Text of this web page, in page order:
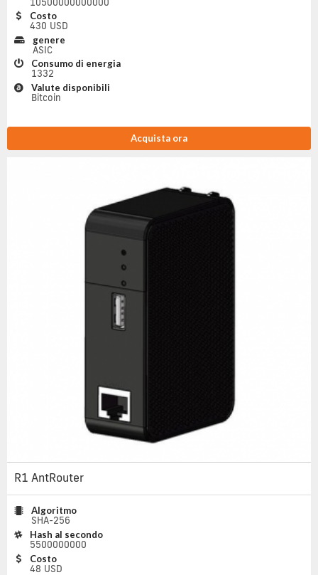
Costo
430 USD
genere
ASIC
Consumo di energia
1332
Valute disponibili
Bitcoin
Acquista ora
R1 AntRouter
Algoritmo
SHA-256
Hash al secondo
5500000000
Costo
48 USD